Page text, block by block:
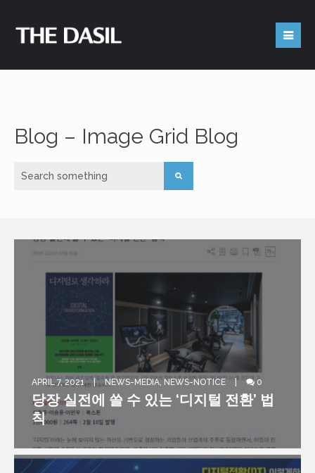
Blog – Image Grid Blog
APRIL 7, 2021 NEWS-MEDIA NEWS-NOTICE 0
당장 실전에 쓸 수 있는 ‘디지털 전환’ 법
칙
Feel free to contact us
Houston, TX 77204-3028
thedasilab@gmail.com